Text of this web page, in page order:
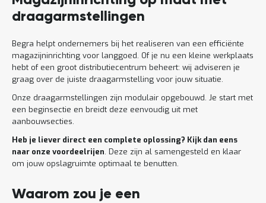
draagarmstellingen
Begra helpt ondernemers bij het realiseren van een efficiënte
magazijninrichting voor langgoed. Of je nu een kleine werkplaats
hebt of een groot distributiecentrum beheert: wij adviseren je
graag over de juiste draagarmstelling voor jouw situatie.
Onze draagarmstellingen zijn modulair opgebouwd. Je start met
een beginsectie en breidt deze eenvoudig uit met
aanbouwsecties.
Heb je liever direct een complete oplossing? Kijk dan eens
naar onze voordeelrijen. Deze zijn al samengesteld en klaar
om jouw opslagruimte optimaal te benutten.
Waarom zou je een